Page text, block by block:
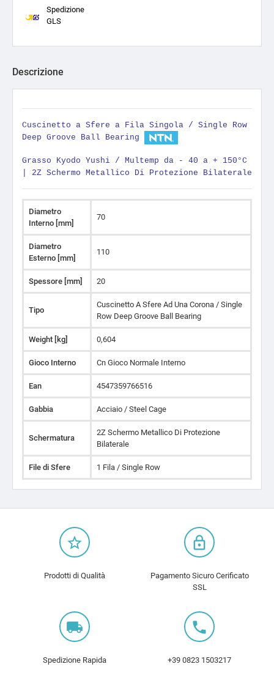
Spedizione
GLS
Descrizione
Cuscinetto a Sfere a Fila Singola / Single Row
Deep Groove Ball Bearing
Grasso Kyodo Yushi / Multemp da - 40 a + 150°C
2Z Schermo Metallico Di Protezione Bilaterale
Diametro
Interno [mm]
70
Diametro
Esterno [mm]
110
Spessore [mm] 20
Tipo
Cuscinetto A Sfere Ad Una Corona / Single
Row Deep Groove Ball Bearing
Weight [kg] 0,604
Gioco Interno Cn Gioco Normale Interno
Ean 4547359766516
Gabbia Acciaio / Steel Cage
Schermatura
2Z Schermo Metallico Di Protezione
Bilaterale
File di Sfere 1 Fila / Single Row
star_border
Prodotti di Qualità
lock_outline
Pagamento Sicuro Cerificato
SSL
local_shipping
Spedizione Rapida
local_phone
+39 0823 1503217